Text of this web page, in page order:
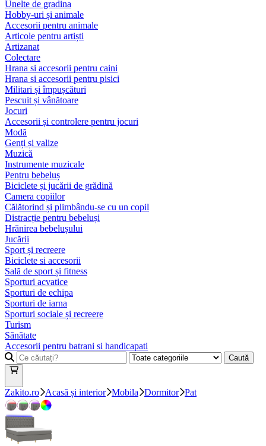
Unelte de gradina
Hobby-uri și animale
Accesorii pentru animale
Articole pentru artiști
Artizanat
Colectare
Hrana si accesorii pentru caini
Hrana si accesorii pentru pisici
Militari și împușcături
Pescuit și vânătoare
Jocuri
Accesorii și controlere pentru jocuri
Modă
Genți și valize
Muzică
Instrumente muzicale
Pentru bebeluș
Biciclete și jucării de grădină
Camera copiilor
Călătorind și plimbându-se cu un copil
Distracție pentru bebeluși
Hrănirea bebelușului
Jucării
Sport și recreere
Biciclete si accesorii
Sală de sport și fitness
Sporturi acvatice
Sporturi de echipa
Sporturi de iarna
Sporturi sociale și recreere
Turism
Sănătate
Accesorii pentru batrani si handicapati
Caută
Zakito.ro Acasă și interior Mobila Dormitor Pat